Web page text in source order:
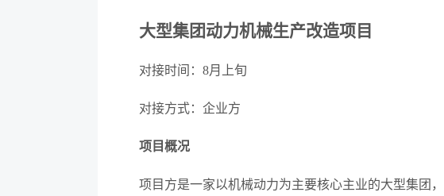
大型集团动力机械生产改造项目
对接时间： 8月上旬
对接方式：企业方
项目概况
项目方是一家以机械动力为主要核心主业的大型集团，